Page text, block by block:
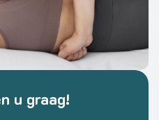
u graag!